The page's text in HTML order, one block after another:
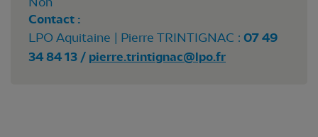
Contact :
LPO Aquitaine | Pierre TRINTIGNAC : 07 49
34 84 13 / pierre.trintignac@lpo.fr